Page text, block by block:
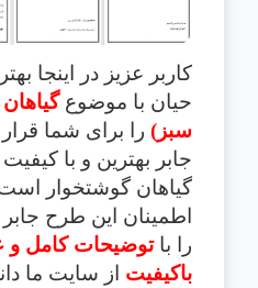
کاربر عزیز در اینجا
حیان با موضوع
سبز) را برای شما
جابر بهترین و با
گیاهان گوشتخوار است.
اطمینان این طرح جابر
را باتوضیحات کامل
باکیفیت از سایت ما